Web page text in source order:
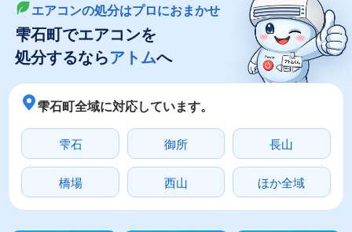
エアコンの処分はプロにおまかせ
雫石町でエアコンを
処分するならアトムへ
雫石町全域に対応しています。
雫石 御所 長山
橋場 西山 ほか全域